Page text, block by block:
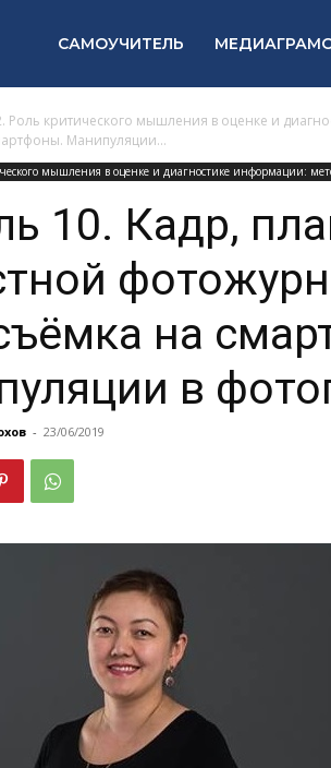
САМОУЧИТЕЛЬ
Роль критического мышления в оценке и
Манипуляции...
мышления в оценке и диагностике информации:
10. Кадр,
на
в
- 23/06/2019